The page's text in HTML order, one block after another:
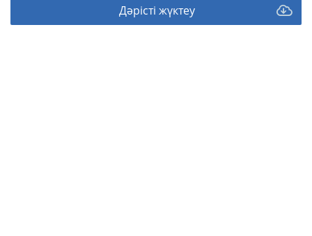
Дәрісті жүктеу